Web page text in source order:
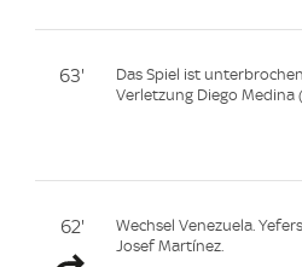
63'
Das Spiel ist
Verletzung Diego Medina
62'
Wechsel Venezuela.
Josef Martínez.